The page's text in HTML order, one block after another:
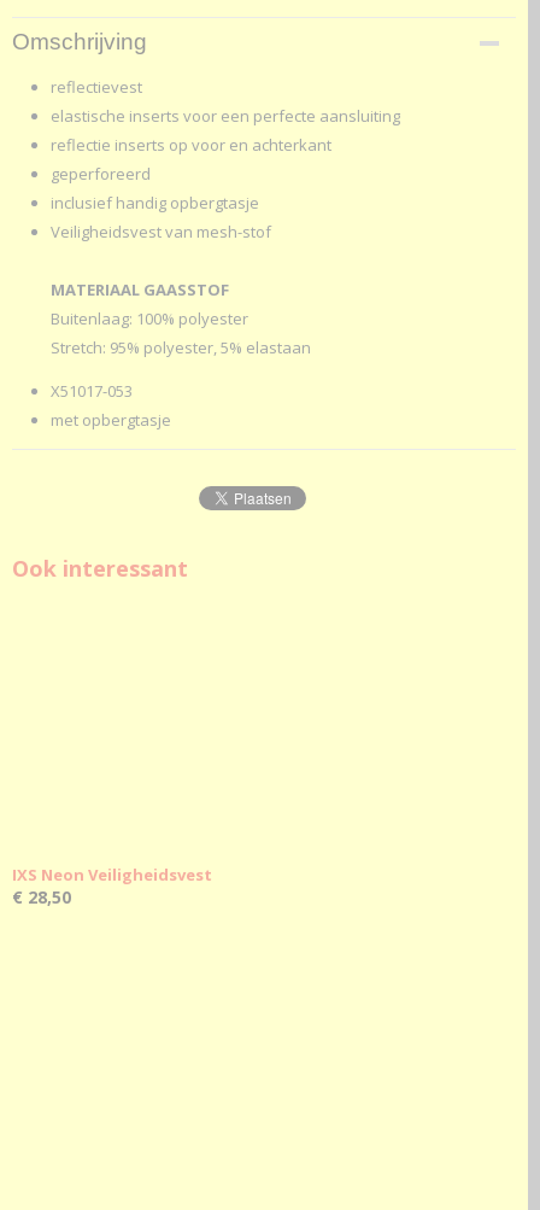
Productcode
147-280
Omschrijving
reflectievest
elastische inserts voor een perfecte aansluiting
reflectie inserts op voor en achterkant
geperforeerd
inclusief handig opbergtasje
Veiligheidsvest van mesh-stof
MATERIAAL GAASSTOF
Buitenlaag: 100% polyester
Stretch: 95% polyester, 5% elastaan
X51017-053
met opbergtasje
Ook interessant
IXS Neon Veiligheidsvest
€ 28,50